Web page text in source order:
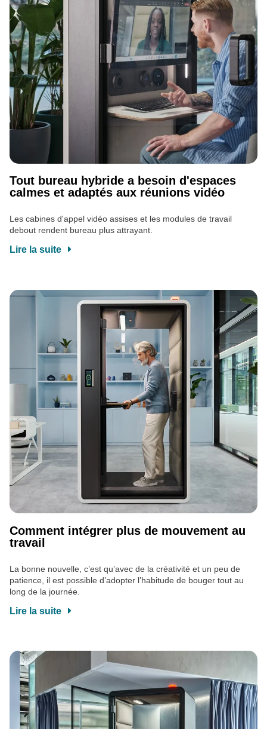
Tout bureau hybride a besoin d'espaces
calmes et adaptés aux réunions vidéo
Les cabines d'appel vidéo assises et les modules de travail
debout rendent bureau plus attrayant.
Lire la suite
Comment intégrer plus de mouvement au
travail
La bonne nouvelle, c’est qu’avec de la créativité et un peu de
patience, il est possible d’adopter l’habitude de bouger tout au
long de la journée.
Lire la suite